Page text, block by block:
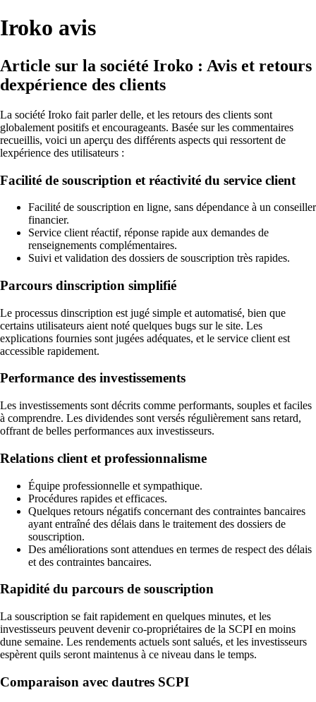
Iroko avis
Article sur la société Iroko : Avis et retours
dexpérience des clients
La société Iroko fait parler delle, et les retours des clients sont
globalement positifs et encourageants. Basée sur les commentaires
recueillis, voici un aperçu des différents aspects qui ressortent de
lexpérience des utilisateurs :
Facilité de souscription et réactivité du service client
Facilité de souscription en ligne, sans dépendance à un conseiller
financier.
Service client réactif, réponse rapide aux demandes de
renseignements complémentaires.
Suivi et validation des dossiers de souscription très rapides.
Parcours dinscription simplifié
Le processus dinscription est jugé simple et automatisé, bien que
certains utilisateurs aient noté quelques bugs sur le site. Les
explications fournies sont jugées adéquates, et le service client est
accessible rapidement.
Performance des investissements
Les investissements sont décrits comme performants, souples et faciles
à comprendre. Les dividendes sont versés régulièrement sans retard,
offrant de belles performances aux investisseurs.
Relations client et professionnalisme
Équipe professionnelle et sympathique.
Procédures rapides et efficaces.
Quelques retours négatifs concernant des contraintes bancaires
ayant entraîné des délais dans le traitement des dossiers de
souscription.
Des améliorations sont attendues en termes de respect des délais
et des contraintes bancaires.
Rapidité du parcours de souscription
La souscription se fait rapidement en quelques minutes, et les
investisseurs peuvent devenir co-propriétaires de la SCPI en moins
dune semaine. Les rendements actuels sont salués, et les investisseurs
espèrent quils seront maintenus à ce niveau dans le temps.
Comparaison avec dautres SCPI